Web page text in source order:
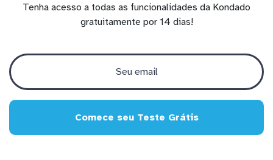
Tenha acesso a todas as funcionalidades da Kondado
gratuitamente por 14 dias!
Comece seu Teste Grátis